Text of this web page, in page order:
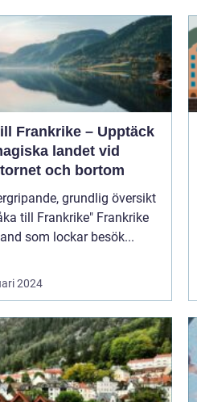
Frankrike – Upptäck
landet vid
och bortom
grundlig översikt
till Frankrike" Frankrike
som lockar besök...
2024